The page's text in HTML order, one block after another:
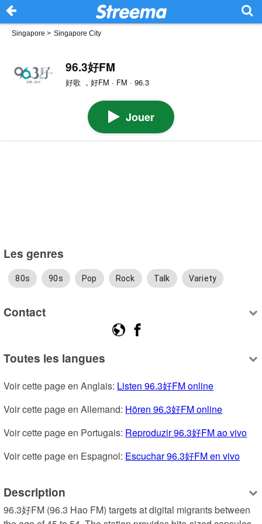
Singapore > Singapore City
96.3好FM
好歌 ，好FM · FM · 96.3
Jouer
Les genres
80s 90s Pop Rock Talk Variety
Contact
Toutes les langues
Voir cette page en Anglais: Listen 96.3好FM online
Voir cette page en Allemand: Hören 96.3好FM online
Voir cette page en Portugais: Reproduzir 96.3好FM ao vivo
Voir cette page en Espagnol: Escuchar 96.3好FM en vivo
Description
96.3好FM (96.3 Hao FM) targets at digital migrants between